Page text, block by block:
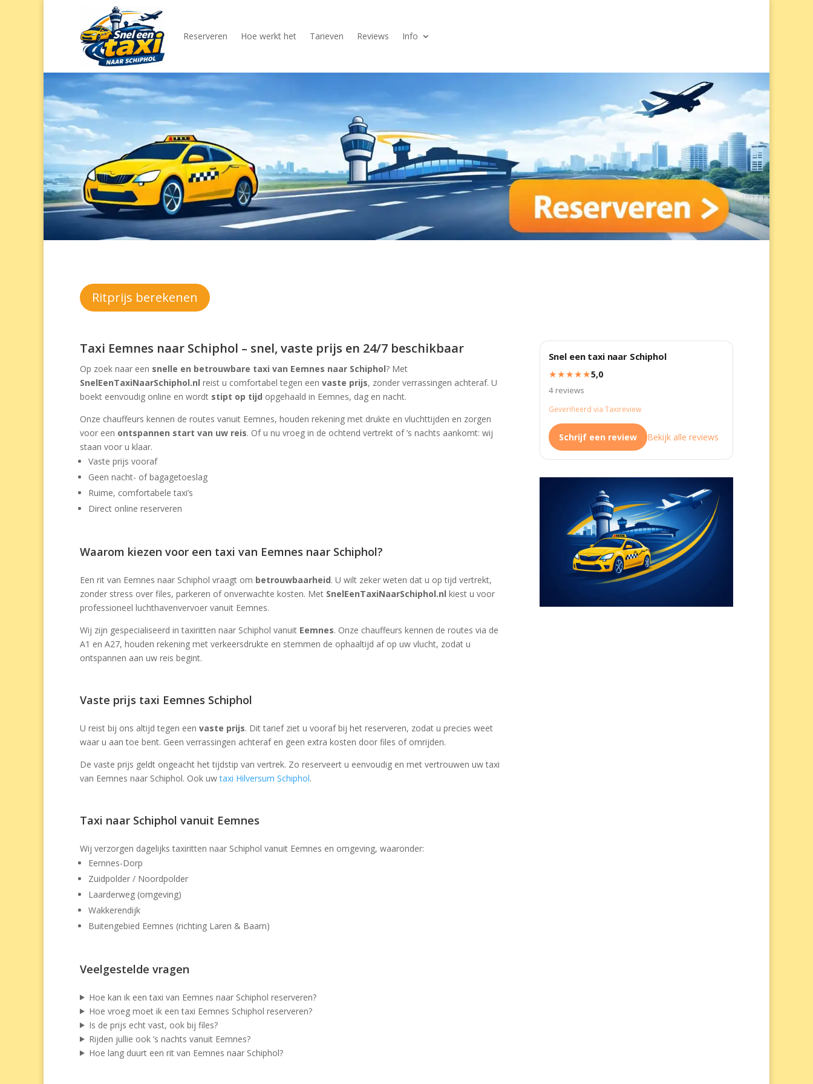
Reserveren Hoe werkt het Tarieven Reviews Info
Ritprijs berekenen
Taxi Eemnes naar Schiphol – snel, vaste prijs en 24/7 beschikbaar
Op zoek naar een snelle en betrouwbare taxi van Eemnes naar Schiphol? Met
SnelEenTaxiNaarSchiphol.nl reist u comfortabel tegen een vaste prijs, zonder verrassingen achteraf. U
boekt eenvoudig online en wordt stipt op tijd opgehaald in Eemnes, dag en nacht.
Onze chauffeurs kennen de routes vanuit Eemnes, houden rekening met drukte en vlucht­tijden en zorgen
voor een ontspannen start van uw reis. Of u nu vroeg in de ochtend vertrekt of ’s nachts aankomt: wij
staan voor u klaar.
Vaste prijs vooraf
Geen nacht- of bagagetoeslag
Ruime, comfortabele taxi’s
Direct online reserveren
Waarom kiezen voor een taxi van Eemnes naar Schiphol?
Een rit van Eemnes naar Schiphol vraagt om betrouwbaarheid. U wilt zeker weten dat u op tijd vertrekt,
zonder stress over files, parkeren of onverwachte kosten. Met SnelEenTaxiNaarSchiphol.nl kiest u voor
professioneel luchthavenvervoer vanuit Eemnes.
Wij zijn gespecialiseerd in taxiritten naar Schiphol vanuit Eemnes. Onze chauffeurs kennen de routes via de
A1 en A27, houden rekening met verkeersdrukte en stemmen de ophaaltijd af op uw vlucht, zodat u
ontspannen aan uw reis begint.
Vaste prijs taxi Eemnes Schiphol
U reist bij ons altijd tegen een vaste prijs. Dit tarief ziet u vooraf bij het reserveren, zodat u precies weet
waar u aan toe bent. Geen verrassingen achteraf en geen extra kosten door files of omrijden.
De vaste prijs geldt ongeacht het tijdstip van vertrek. Zo reserveert u eenvoudig en met vertrouwen uw taxi
van Eemnes naar Schiphol. Ook uwtaxi Hilversum Schiphol.
Taxi naar Schiphol vanuit Eemnes
Wij verzorgen dagelijks taxiritten naar Schiphol vanuit Eemnes en omgeving, waaronder:
Eemnes-Dorp
Zuidpolder / Noordpolder
Laarderweg (omgeving)
Wakkerendijk
Buitengebied Eemnes (richting Laren & Baarn)
Veelgestelde vragen
Hoe kan ik een taxi van Eemnes naar Schiphol reserveren?
Hoe vroeg moet ik een taxi Eemnes Schiphol reserveren?
Is de prijs echt vast, ook bij files?
Rijden jullie ook ’s nachts vanuit Eemnes?
Hoe lang duurt een rit van Eemnes naar Schiphol?
Snel een taxi naar Schiphol
★★★★★5,0
4 reviews
Geverifieerd via Taxireview
Schrijf een review Bekijk alle reviews